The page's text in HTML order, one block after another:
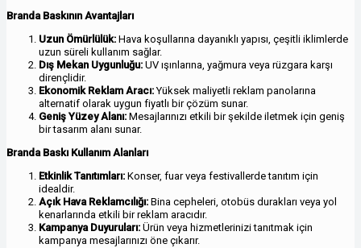
Branda Baskının Avantajları
Uzun Ömürlülük: Hava koşullarına dayanıklı yapısı, çeşitli iklimlerde
uzun süreli kullanım sağlar.
Dış Mekan Uygunluğu: UV ışınlarına, yağmura veya rüzgara karşı
dirençlidir.
Ekonomik Reklam Aracı:Yüksek maliyetli reklam panolarına
alternatif olarak uygun fiyatlı bir çözüm sunar.
Geniş Yüzey Alanı: Mesajlarınızı etkili bir şekilde iletmek için geniş
bir tasarım alanı sunar.
Branda Baskı Kullanım Alanları
Etkinlik Tanıtımları: Konser, fuar veya festivallerde tanıtım için
idealdir.
Açık Hava Reklamcılığı: Bina cepheleri, otobüs durakları veya yol
kenarlarında etkili bir reklam aracıdır.
Kampanya Duyuruları: Ürün veya hizmetlerinizi tanıtmak için
kampanya mesajlarınızı öne çıkarır.